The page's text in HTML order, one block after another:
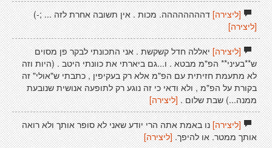
[ליצירה]דהההההההה. מכות . אין תשובה אחרת לזה ... ;-)
[ליצירה]
[ליצירה]יאללה חדל קשקשת . אני התכונתי לבקר פן מסוים
ש**בעיני** הפ"מ מבטא . ו...גם ביארתי את כוונתי היטב . (היות וזה
לא מתעמת חזיתית עם הפ"מ אלא רק בעקיפין , כתבתי ש"אולי" זה
בקורת על הפ"מ , ולא ודאי כי זה נוגע רק לתופעה אנושית שנובעת
ממנה...) שבת שלום .[ליצירה]
[ליצירה]נו באמת אתה הרי יודע שאני לא סופר אותך ולא רואה
אותך ממטר. או להיפך. [ליצירה]